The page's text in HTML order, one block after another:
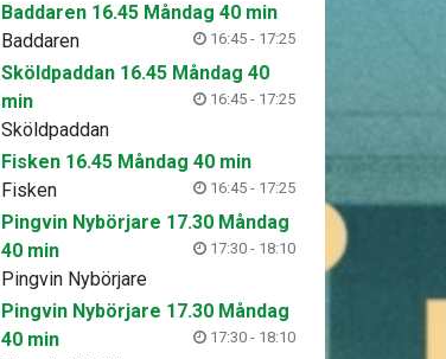
Baddaren 16.45 Måndag 40 min
16:45 - 17:25
Baddaren
Sköldpaddan 16.45 Måndag 40
min
16:45 - 17:25
Sköldpaddan
Fisken 16.45 Måndag 40 min
16:45 - 17:25
Fisken
Pingvin Nybörjare 17.30 Måndag
40 min
17:30 - 18:10
Pingvin Nybörjare
Pingvin Nybörjare 17.30 Måndag
40 min
17:30 - 18:10